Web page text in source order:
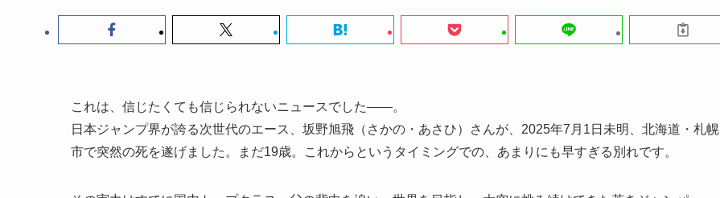
これは、信じたくても信じられないニュースでした――。
日本ジャンプ界が誇る次世代のエース、坂野旭飛（さかの・あさひ）さんが、2025年7月1日未明、北海道・札幌
市で突然の死を遂げました。まだ19歳。これからというタイミングでの、あまりにも早すぎる別れです。